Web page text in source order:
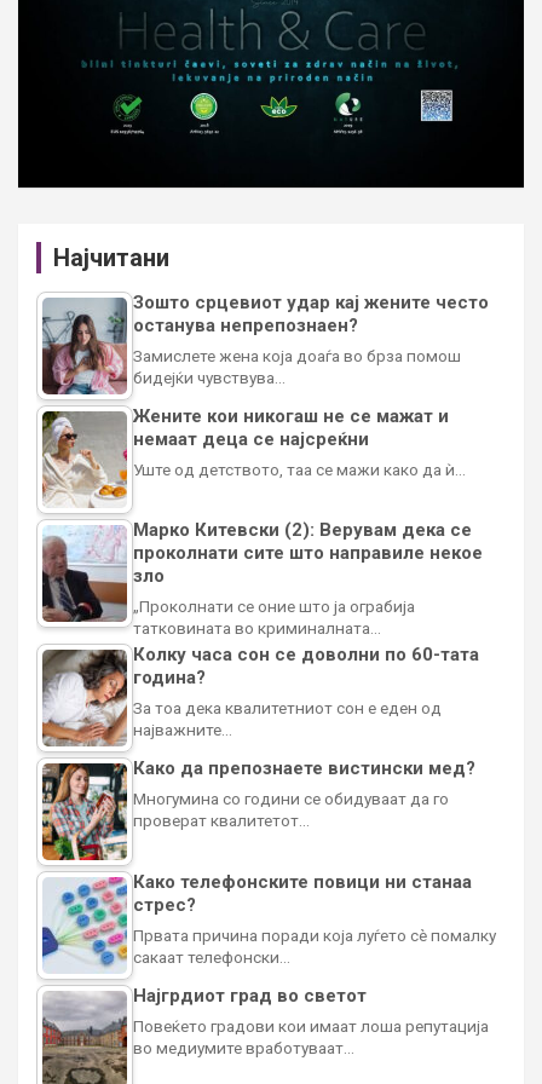
Најчитани
Зошто срцевиот удар кај жените често
останува непрепознаен?
Замислете жена која доаѓа во брза помош
бидејќи чувствува…
Жените кои никогаш не се мажат и
немаат деца се најсреќни
Уште од детството, таа се мажи како да ѝ…
Марко Китевски (2): Верувам дека се
проколнати сите што направиле некое
зло
„Проколнати се оние што ја ограбија
татковината во криминалната…
Колку часа сон се доволни по 60-тата
година?
За тоа дека квалитетниот сон е еден од
најважните…
Како да препознаете вистински мед?
Многумина со години се обидуваат да го
проверат квалитетот…
Како телефонските повици ни станаа
стрес?
Првата причина поради која луѓето сè помалку
сакаат телефонски…
Најгрдиот град во светот
Повеќето градови кои имаат лоша репутација
во медиумите вработуваат…